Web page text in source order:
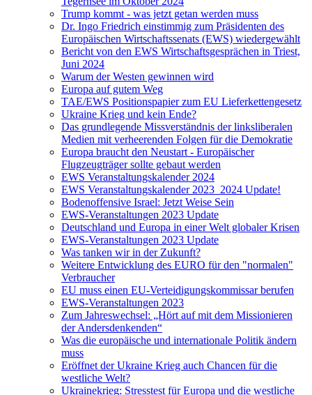
Trump kommt - was jetzt getan werden muss
Dr. Ingo Friedrich einstimmig zum Präsidenten des
Europäischen Wirtschaftssenats (EWS) wiedergewählt
Bericht von den EWS Wirtschaftsgesprächen in Triest,
Juni 2024
Warum der Westen gewinnen wird
Europa auf gutem Weg
TAE/EWS Positionspapier zum EU Lieferkettengesetz
Ukraine Krieg und kein Ende?
Das grundlegende Missverständnis der linksliberalen
Medien mit verheerenden Folgen für die Demokratie
Europa braucht den Neustart - Europäischer
Flugzeugträger sollte gebaut werden
EWS Veranstaltungskalender 2024
EWS Veranstaltungskalender 2023_2024 Update!
Bodenoffensive Israel: Jetzt Weise Sein
EWS-Veranstaltungen 2023 Update
Deutschland und Europa in einer Welt globaler Krisen
EWS-Veranstaltungen 2023 Update
Was tanken wir in der Zukunft?
Weitere Entwicklung des EURO für den "normalen"
Verbraucher
EU muss einen EU-Verteidigungskommissar berufen
EWS-Veranstaltungen 2023
Zum Jahreswechsel: „Hört auf mit dem Missionieren
der Andersdenkenden“
Was die europäische und internationale Politik ändern
muss
Eröffnet der Ukraine Krieg auch Chancen für die
westliche Welt?
Ukrainekrieg: Stresstest für Europa und die westliche